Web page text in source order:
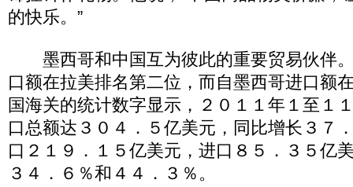
的快乐。”
墨西哥和中国互为彼此的重要贸易伙伴
口额在拉美排名第二位，而自墨西哥进口额
国海关的统计数字显示，２０１１年１至１
口总额达３０４．５亿美元，同比增长３７
口２１９．１５亿美元，进口８５．３５亿
３４．６％和４４．３％。